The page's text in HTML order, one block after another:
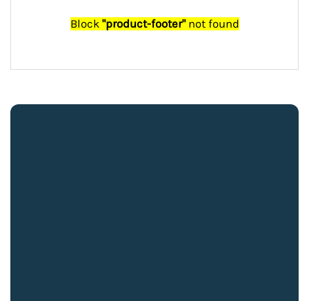
Block "product-footer"not found